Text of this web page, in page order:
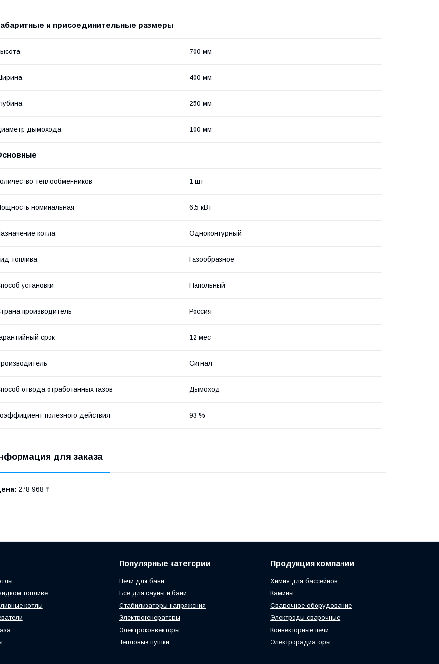
и присоединительные размеры
700 мм
400 мм
250 мм
дымохода 100 мм
теплообменников 1 шт
номинальная 6.5 кВт
котла Одноконтурный
топлива Газообразное
установки Напольный
производитель Россия
срок 12 мес
Сигнал
отвода отработанных газов Дымоход
полезного действия 93 %
для заказа
278 968 ₸
топливе
котлы
Популярные категории
Печи для бани
Все для сауны и бани
Стабилизаторы напряжения
Электрогенераторы
Электроконвекторы
Тепловые пушки
Продукция компании
Химия для бассейнов
Камины
Сварочное оборудование
Электроды сварочные
Конвекторные печи
Электрорадиаторы